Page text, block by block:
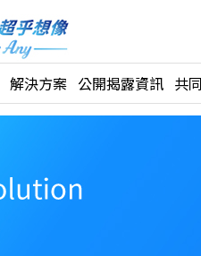
解決方案 公開揭露資訊 共